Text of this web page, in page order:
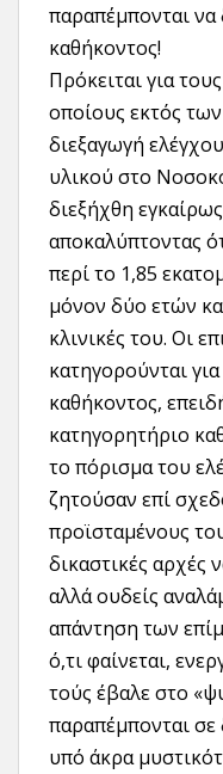
παραπέμπονται
καθήκοντος!
Πρόκειται για
οποίους εκτός
διεξαγωγή
υλικού στο
διεξήχθη
αποκαλύπτοντας
περί το 1,85
μόνον δύο ετών
κλινικές του. Οι
κατηγορούνται
καθήκοντος,
κατηγορητήριο
το πόρισμα του
ζητούσαν επί
προϊσταμένους
δικαστικές αρχές
αλλά ουδείς
απάντηση των
ό,τι φαίνεται,
τούς έβαλε στο
παραπέμπονται
υπό άκρα